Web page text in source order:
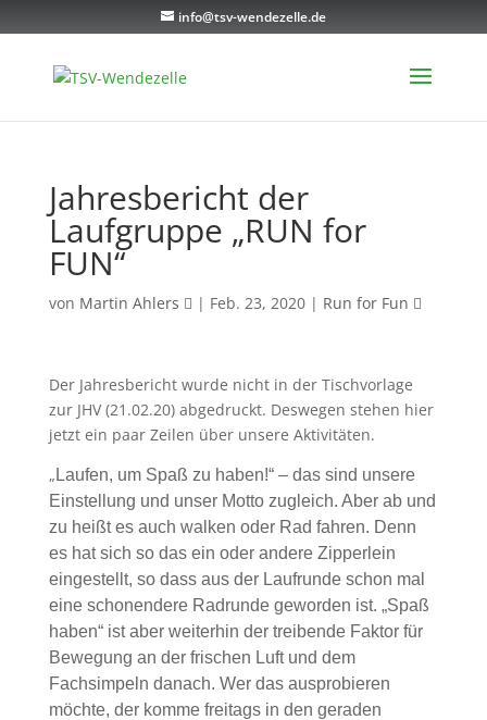
info@tsv-wendezelle.de
Jahresbericht der
Laufgruppe „RUN for
FUN“
von Martin Ahlers | Feb. 23, 2020| Run for Fun
Der Jahresbericht wurde nicht in der Tischvorlage
zur JHV (21.02.20) abgedruckt. Deswegen stehen hier
jetzt ein paar Zeilen über unsere Aktivitäten.
„ Laufen, um Spaß zu haben!“ – das sind unsere
Einstellung und unser Motto zugleich. Aber ab und
zu heißt es auch walken oder Rad fahren. Denn
es hat sich so das ein oder andere Zipperlein
eingestellt, so dass aus der Laufrunde schon mal
eine schonendere Radrunde geworden ist. „Spaß
haben“ ist aber weiterhin der treibende Faktor für
Bewegung an der frischen Luft und dem
Fachsimpeln danach. Wer das ausprobieren
möchte, der komme freitags in den geraden